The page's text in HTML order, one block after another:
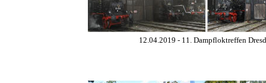
12.04.2019 - 11. Dampfloktreffen